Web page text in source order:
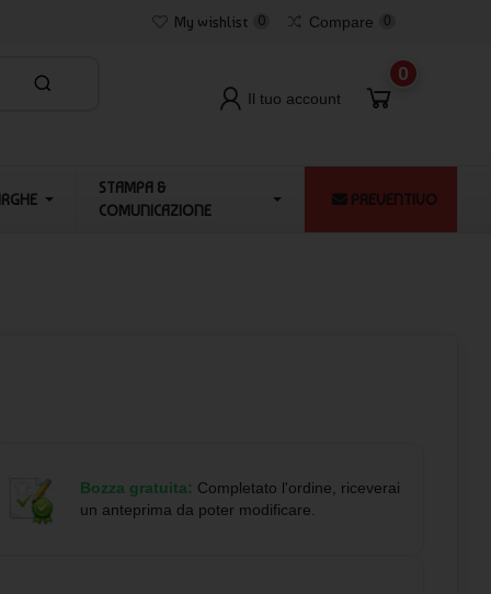
My wishlist 0 Compare 0
Il tuo account
0
STAMPA &
COMUNICAZIONE
PREVENTIVO
Bozza gratuita: Completato l'ordine, riceverai
un anteprima da poter modificare.